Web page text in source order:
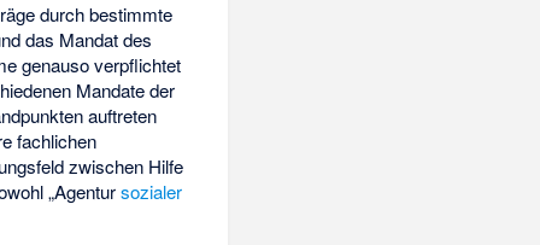
durch bestimmte
das Mandat des
genauso verpflichtet
Mandate der
auftreten
fachlichen
zwischen Hilfe
„Agentursozialer